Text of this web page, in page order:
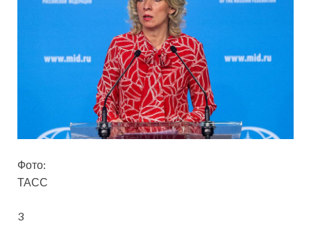
Фото:
ТАСС
3